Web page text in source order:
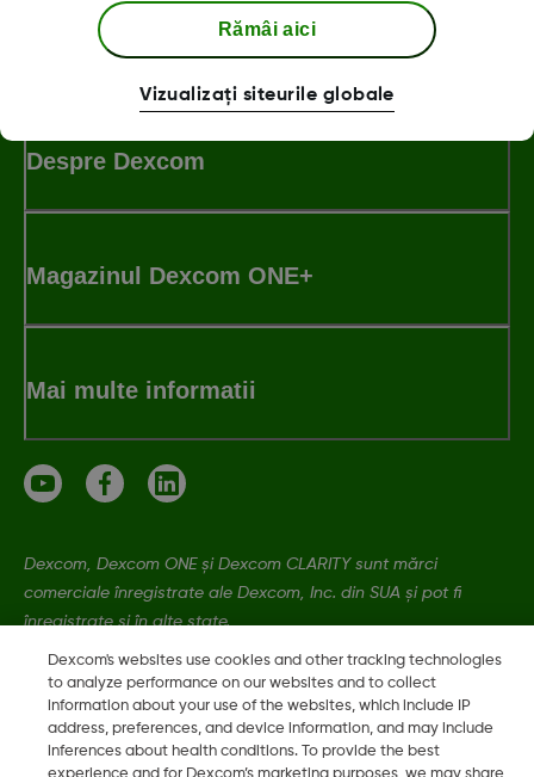
LBL021329 Rev001
Despre Dexcom
Magazinul Dexcom ONE+
Mai multe informatii
Dexcom, Dexcom ONE și Dexcom CLARITY sunt mărci
comerciale înregistrate ale Dexcom, Inc. din SUA și pot fi
înregistrate și în alte state.
LBL021329 Rev001
Dexcom's websites use cookies and other tracking technologies
to analyze performance on our websites and to collect
information about your use of the websites, which include IP
address, preferences, and device information, and may include
inferences about health conditions. To provide the best
Rămâi aici
Vizualizați siteurile globale